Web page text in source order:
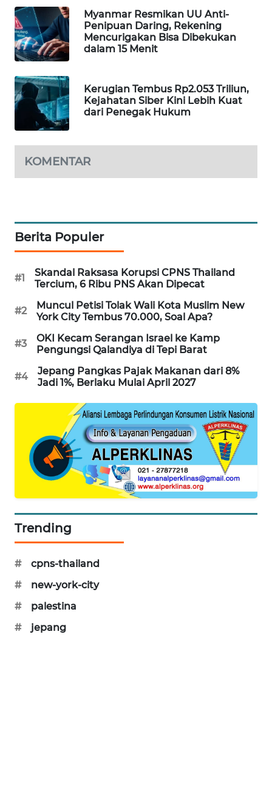
Myanmar Resmikan UU Anti-
Penipuan Daring, Rekening
Mencurigakan Bisa Dibekukan
dalam 15 Menit
Kerugian Tembus Rp2.053 Triliun,
Kejahatan Siber Kini Lebih Kuat
dari Penegak Hukum
KOMENTAR
Berita Populer
#1
Skandal Raksasa Korupsi CPNS Thailand
Tercium, 6 Ribu PNS Akan Dipecat
#2
Muncul Petisi Tolak Wali Kota Muslim New
York City Tembus 70.000, Soal Apa?
#3
OKI Kecam Serangan Israel ke Kamp
Pengungsi Qalandiya di Tepi Barat
#4
Jepang Pangkas Pajak Makanan dari 8%
Jadi 1%, Berlaku Mulai April 2027
Trending
#
cpns-thailand
#
new-york-city
#
palestina
#
jepang
DESA
WISATA
LAPAK
WAHANA
Wahana
Network
WALINKI
ID
MAWAKA
ID
MARTABAT
NET
PLN
WATCH
LPKKI
LKKI
FORWAMKI
ALPERKLINAS